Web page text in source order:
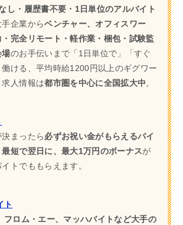
し・履歴書不要・1日単位のアルバイト
手企業からベンチャー、オフィスワー
完全リモート・軽作業・梱包・試験監
場のお手伝いまで「1日単位で」「すぐ
ける、平均時給1200円以上のギグワー
人情報は都市圏を中心に全国拡大中。
まったら必ずお祝い金がもらえるバイ
最短で翌日に、最大1万円のボーナスが
トでももらえます。
ト
フロム・エー、マッハバイトなど大手の